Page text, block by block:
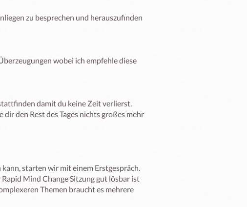
zu besprechen und herauszufinden
wobei ich empfehle diese
damit du keine Zeit verlierst.
den Rest des Tages nichts großes mehr
starten wir mit einem Erstgespräch.
Mind Change Sitzung gut lösbar ist
Themen braucht es mehrere